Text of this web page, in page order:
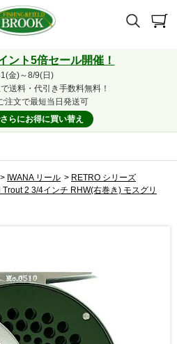
ント5倍セール開催！
金)～8/9(日)
送料・代引き手数料無料！
注文で最短当日発送可
らにお得に買い替え
> IWANA リール > RETRO シリーズ
Trout 2 3/4インチ RHW(右巻き) モスグリ